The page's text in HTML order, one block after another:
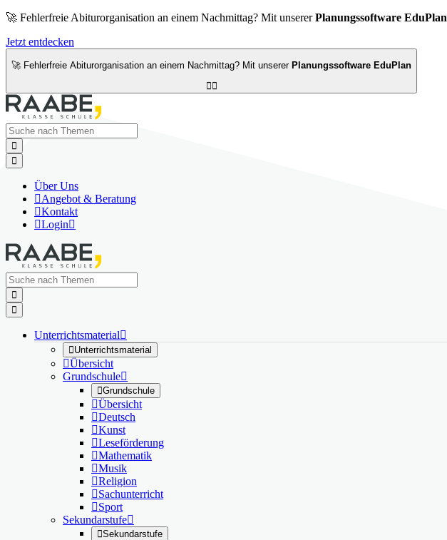
🚀 Fehlerfreie Abiturorganisation an einem Nachmittag? Mit unsererPlanungssoftware EduPlan
Jetzt entdecken
🚀 Fehlerfreie Abiturorganisation an einem Nachmittag? Mit unserer Planungssoftware EduPlan



Über Uns
Angebot & Beratung
Kontakt
Login


Unterrichtsmaterial
Unterrichtsmaterial
Übersicht
Grundschule
Grundschule
Übersicht
Deutsch
Kunst
Leseförderung
Mathematik
Musik
Religion
Sachunterricht
Sport
Sekundarstufe
Sekundarstufe